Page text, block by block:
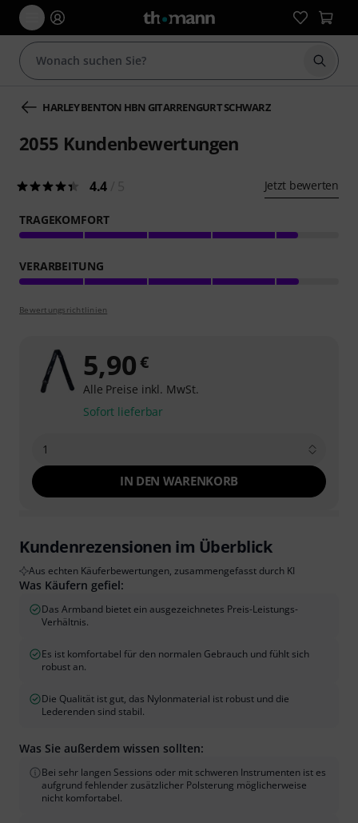
Suche
HARLEY BENTON HBN GITARRENGURT SCHWARZ
2055 Kundenbewertungen
4.4 Jetzt bewerten
TRAGEKOMFORT
VERARBEITUNG
Bewertungsrichtlinien
5,90 €
Alle Preise inkl. MwSt.
Sofort lieferbar
1
IN DEN WARENKORB
Kundenrezensionen im Überblick
Aus echten Käuferbewertungen, zusammengefasst durch KI
Was Käufern gefiel:
Das Armband bietet ein ausgezeichnetes Preis-Leistungs-
Verhältnis.
Es ist komfortabel für den normalen Gebrauch und fühlt sich
robust an.
Die Qualität ist gut, das Nylonmaterial ist robust und die
Lederenden sind stabil.
Was Sie außerdem wissen sollten:
Bei sehr langen Sessions oder mit schweren Instrumenten ist es
aufgrund fehlender zusätzlicher Polsterung möglicherweise
nicht komfortabel.